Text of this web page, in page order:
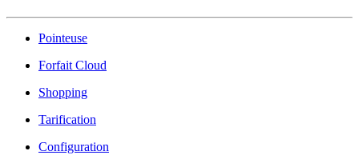
Pointeuse
Forfait Cloud
Shopping
Tarification
Configuration